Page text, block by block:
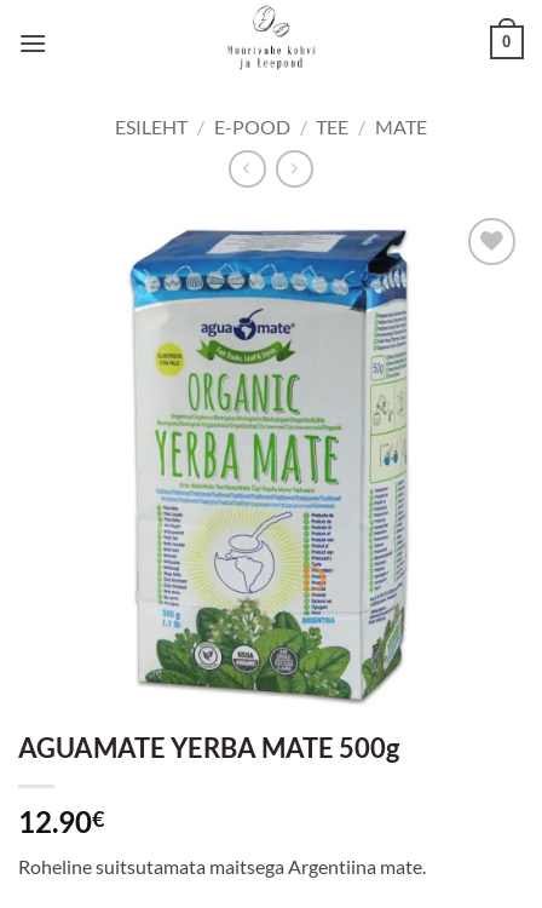
0
ESILEHT / E-POOD / TEE / MATE
AGUAMATE YERBA MATE 500g
12.90€
Roheline suitsutamata maitsega Argentiina mate.